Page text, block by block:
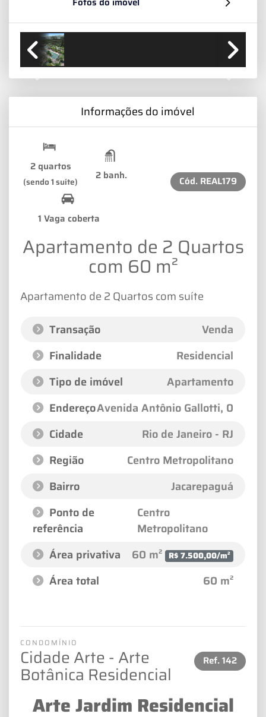
Previous Next
Informações do imóvel
2 quartos
(sendo 1 suíte) 2 banh.
1 Vaga coberta
Cód. REAL179
Apartamento de 2 Quartos
com 60 m²
Apartamento de 2 Quartos com suíte
Transação
Venda
Finalidade
Residencial
Tipo de imóvel
Apartamento
EndereçoAvenida Antônio Gallotti, 0
Cidade
Rio de Janeiro - RJ
Região
Centro Metropolitano
Bairro
Jacarepaguá
Ponto de
referência
Centro
Metropolitano
Área privativa
60 m² R$ 7.500,00/m²
Área total 60 m²
CONDOMÍNIO
Cidade Arte - Arte
Botânica Residencial
Ref. 142
Arte Jardim Residencial